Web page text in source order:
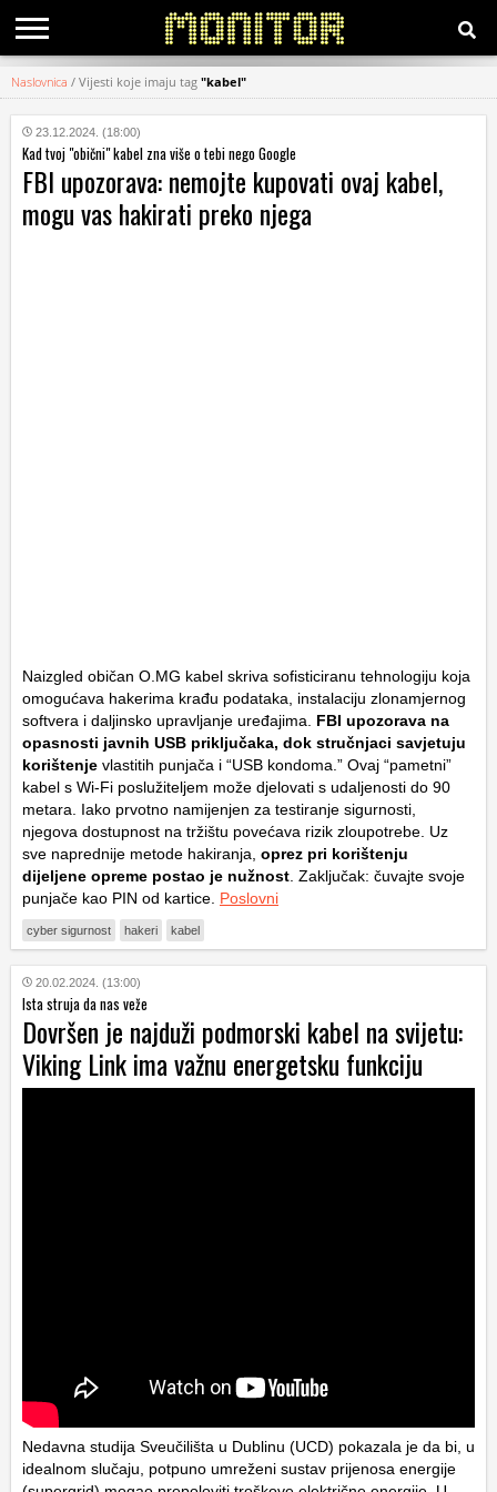
KATEGORIJE
HRVATSKI
WEB
Naslovnica / Vijesti koje imaju tag "kabel"
23.12.2024. (18:00)
Kad tvoj "obični" kabel zna više o tebi nego Google
FBI upozorava: nemojte kupovati ovaj kabel,
mogu vas hakirati preko njega
Naizgled običan O.MG kabel skriva sofisticiranu tehnologiju koja
omogućava hakerima krađu podataka, instalaciju zlonamjernog
softvera i daljinsko upravljanje uređajima. FBI upozorava na
opasnosti javnih USB priključaka, dok stručnjaci savjetuju
korištenje vlastitih punjača i “USB kondoma.” Ovaj “pametni”
kabel s Wi-Fi poslužiteljem može djelovati s udaljenosti do 90
metara. Iako prvotno namijenjen za testiranje sigurnosti,
njegova dostupnost na tržištu povećava rizik zloupotrebe. Uz
sve naprednije metode hakiranja, oprez pri korištenju
dijeljene opreme postao je nužnost . Zaključak: čuvajte svoje
punjače kao PIN od kartice. Poslovni
cyber sigurnost hakeri kabel
20.02.2024. (13:00)
Ista struja da nas veže
Dovršen je najduži podmorski kabel na svijetu:
Viking Link ima važnu energetsku funkciju
Nedavna studija Sveučilišta u Dublinu (UCD) pokazala je da bi, u
idealnom slučaju, potpuno umreženi sustav prijenosa energije